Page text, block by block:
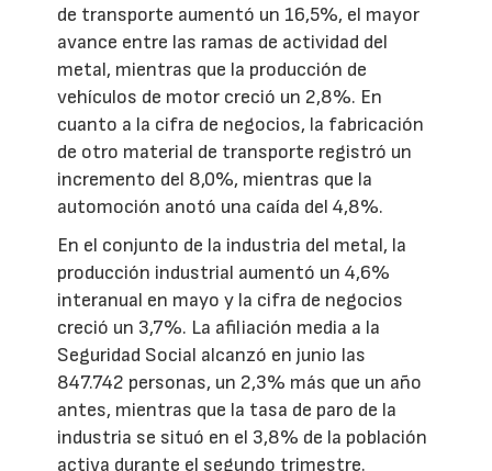
de transporte aumentó un 16,5%, el mayor
avance entre las ramas de actividad del
metal, mientras que la producción de
vehículos de motor creció un 2,8%. En
cuanto a la cifra de negocios, la fabricación
de otro material de transporte registró un
incremento del 8,0%, mientras que la
automoción anotó una caída del 4,8%.
En el conjunto de la industria del metal, la
producción industrial aumentó un 4,6%
interanual en mayo y la cifra de negocios
creció un 3,7%. La afiliación media a la
Seguridad Social alcanzó en junio las
847.742 personas, un 2,3% más que un año
antes, mientras que la tasa de paro de la
industria se situó en el 3,8% de la población
activa durante el segundo trimestre.